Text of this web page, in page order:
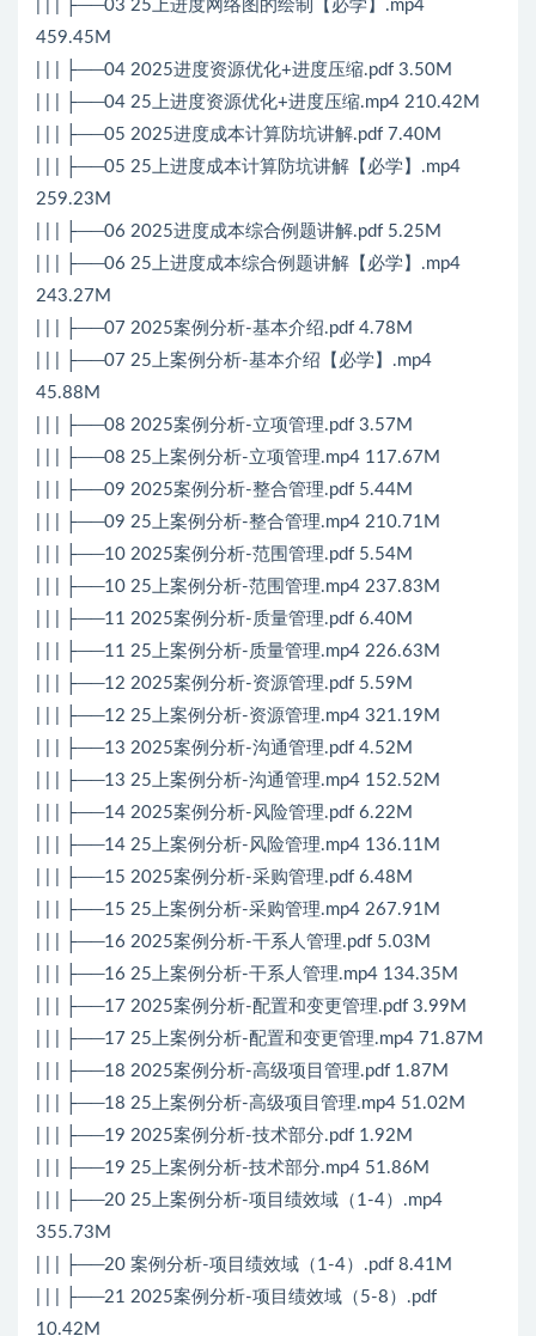
| | | ├──03 25上进度网络图的绘制【必学】.mp4
459.45M
| | | ├──04 2025进度资源优化+进度压缩.pdf 3.50M
| | | ├──04 25上进度资源优化+进度压缩.mp4 210.42M
| | | ├──05 2025进度成本计算防坑讲解.pdf 7.40M
| | | ├──05 25上进度成本计算防坑讲解【必学】.mp4
259.23M
| | | ├──06 2025进度成本综合例题讲解.pdf 5.25M
| | | ├──06 25上进度成本综合例题讲解【必学】.mp4
243.27M
| | | ├──07 2025案例分析-基本介绍.pdf 4.78M
| | | ├──07 25上案例分析-基本介绍【必学】.mp4
45.88M
| | | ├──08 2025案例分析-立项管理.pdf 3.57M
| | | ├──08 25上案例分析-立项管理.mp4 117.67M
| | | ├──09 2025案例分析-整合管理.pdf 5.44M
| | | ├──09 25上案例分析-整合管理.mp4 210.71M
| | | ├──10 2025案例分析-范围管理.pdf 5.54M
| | | ├──10 25上案例分析-范围管理.mp4 237.83M
| | | ├──11 2025案例分析-质量管理.pdf 6.40M
| | | ├──11 25上案例分析-质量管理.mp4 226.63M
| | | ├──12 2025案例分析-资源管理.pdf 5.59M
| | | ├──12 25上案例分析-资源管理.mp4 321.19M
| | | ├──13 2025案例分析-沟通管理.pdf 4.52M
| | | ├──13 25上案例分析-沟通管理.mp4 152.52M
| | | ├──14 2025案例分析-风险管理.pdf 6.22M
| | | ├──14 25上案例分析-风险管理.mp4 136.11M
| | | ├──15 2025案例分析-采购管理.pdf 6.48M
| | | ├──15 25上案例分析-采购管理.mp4 267.91M
| | | ├──16 2025案例分析-干系人管理.pdf 5.03M
| | | ├──16 25上案例分析-干系人管理.mp4 134.35M
| | | ├──17 2025案例分析-配置和变更管理.pdf 3.99M
| | | ├──17 25上案例分析-配置和变更管理.mp4 71.87M
| | | ├──18 2025案例分析-高级项目管理.pdf 1.87M
| | | ├──18 25上案例分析-高级项目管理.mp4 51.02M
| | | ├──19 2025案例分析-技术部分.pdf 1.92M
| | | ├──19 25上案例分析-技术部分.mp4 51.86M
| | | ├──20 25上案例分析-项目绩效域（1-4）.mp4
355.73M
| | | ├──20 案例分析-项目绩效域（1-4）.pdf 8.41M
| | | ├──21 2025案例分析-项目绩效域（5-8）.pdf
10.42M